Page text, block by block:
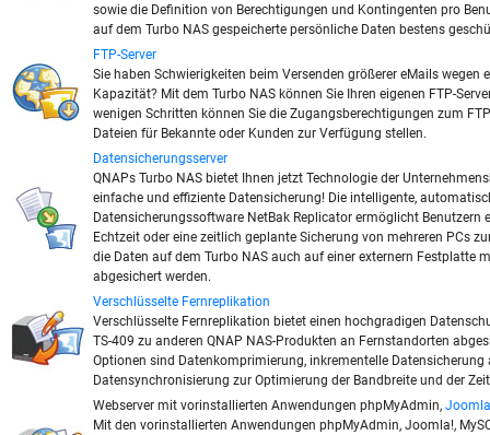
sowie die Definition von Berechtigungen und Kontingenten pro
auf dem Turbo NAS gespeicherte persönliche Daten bestens
FTP-Server
Sie haben Schwierigkeiten beim Versenden größerer eMails wegen
Kapazität? Mit dem Turbo NAS können Sie Ihren eigenen FTP-
wenigen Schritten können Sie die Zugangsberechtigungen zum
Dateien für Bekannte oder Kunden zur Verfügung stellen.
Datensicherungsserver
QNAPs Turbo NAS bietet Ihnen jetzt Technologie der
einfache und effiziente Datensicherung! Die intelligente,
Datensicherungssoftware NetBak Replicator ermöglicht Benutzern
Echtzeit oder eine zeitlich geplante Sicherung von mehreren PCs
die Daten auf dem Turbo NAS auch auf einer externern Festplatte
abgesichert werden.
Verschlüsselte Fernreplikation
Verschlüsselte Fernreplikation bietet einen hochgradigen
TS-409 zu anderen QNAP NAS-Produkten an Fernstandorten
Optionen sind Datenkomprimierung, inkrementelle Datensicherung
Datensynchronisierung zur Optimierung der Bandbreite und der
Webserver mit vorinstallierten Anwendungen phpMyAdmin,
Mit den vorinstallierten Anwendungen phpMyAdmin, Joomla!,